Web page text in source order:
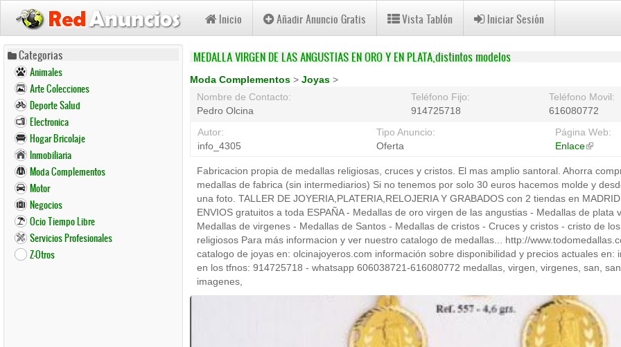
Pasar
contenido
principal
Inicio Añadir Anuncio Gratis Vista Tablón Iniciar Sesión
Categorias
Animales
Arte Colecciones
Deporte Salud
Electronica
Hogar Bricolaje
Inmobiliaria
Moda Complementos
Motor
Negocios
Ocio Tiempo Libre
Servicios Profesionales
Z-Otros
MEDALLA VIRGEN DE LAS ANGUSTIAS EN ORO Y EN PLATA,distintos modelos
Moda Complementos > Joyas >
Nombre de Contacto:
Pedro Olcina
Teléfono Fijo:
914725718
Teléfono Movil:
616080772
Autor:
info_4305
Tipo Anuncio:
Oferta
Página Web:
Enlace(link
Fabricacion propia de medallas religiosas, cruces y cristos. El mas amplio santoral. Ahorra
medallas de fabrica (sin intermediarios) Si no tenemos por solo 30 euros hacemos molde y
una foto. TALLER DE JOYERIA,PLATERIA,RELOJERIA Y GRABADOS con 2 tiendas en
ENVIOS gratuitos a toda ESPAÑA - Medallas de oro virgen de las angustias - Medallas de plata
Medallas de virgenes - Medallas de Santos - Medallas de cristos - Cruces y cristos - cristo de
religiosos Para más informacion y ver nuestro catalogo de medallas... http://
catalogo de joyas en: olcinajoyeros.com información sobre disponibilidad y precios actuales en:
en los tfnos: 914725718 - whatsapp 606038721-616080772 medallas, virgen, virgenes, san,
imagenes,